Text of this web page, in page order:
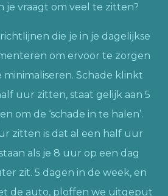
je vraagt om veel te zitten?
die je in je dagelijkse
om ervoor te zorgen
minimaliseren. Schade klinkt
uur zitten, staat gelijk aan 5
om de ‘schade in te halen’.
zitten is dat al een half uur
als je 8 uur op een dag
zit. 5 dagen in de week, en
de auto, ploffen we uitgeput